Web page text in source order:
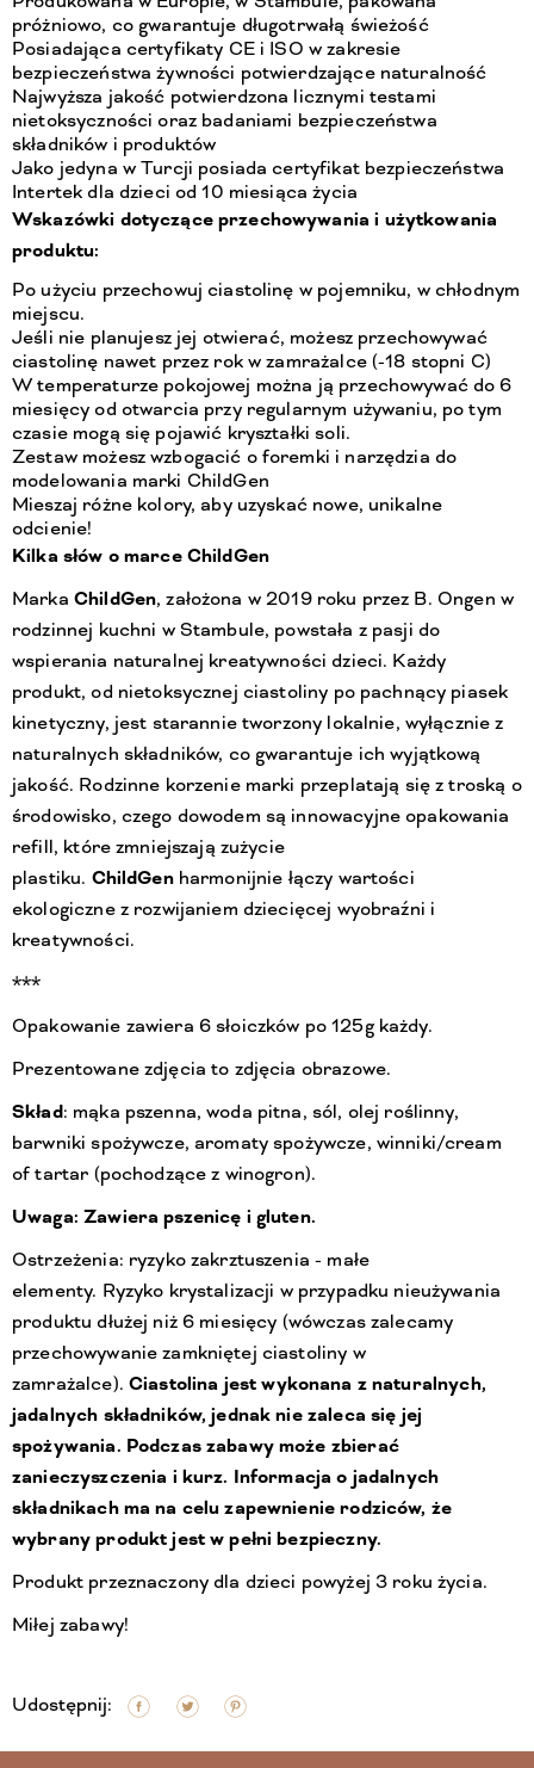
próżniowo, co gwarantuje długotrwałą świeżość
Posiadająca certyfikaty CE i ISO w zakresie
bezpieczeństwa żywności potwierdzające naturalność
Najwyższa jakość potwierdzona licznymi testami
nietoksyczności oraz badaniami bezpieczeństwa
składników i produktów
Jako jedyna w Turcji posiada certyfikat bezpieczeństwa
Intertek dla dzieci od 10 miesiąca życia
Wskazówki dotyczące przechowywania i użytkowania
produktu:
Po użyciu przechowuj ciastolinę w pojemniku, w chłodnym
miejscu.
Jeśli nie planujesz jej otwierać, możesz przechowywać
ciastolinę nawet przez rok w zamrażalce (-18 stopni C)
W temperaturze pokojowej można ją przechowywać do 6
miesięcy od otwarcia przy regularnym używaniu, po tym
czasie mogą się pojawić kryształki soli.
Zestaw możesz wzbogacić o foremki i narzędzia do
modelowania marki ChildGen
Mieszaj różne kolory, aby uzyskać nowe, unikalne
odcienie!
Kilka słów o marce ChildGen
Marka ChildGen, założona w 2019 roku przez B. Ongen w
rodzinnej kuchni w Stambule, powstała z pasji do
wspierania naturalnej kreatywności dzieci. Każdy
produkt, od nietoksycznej ciastoliny po pachnący piasek
kinetyczny, jest starannie tworzony lokalnie, wyłącznie z
naturalnych składników, co gwarantuje ich wyjątkową
jakość. Rodzinne korzenie marki przeplatają się z troską o
środowisko, czego dowodem są innowacyjne opakowania
refill, które zmniejszają zużycie
plastiku. ChildGenharmonijnie łączy wartości
ekologiczne z rozwijaniem dziecięcej wyobraźni i
kreatywności.
***
Opakowanie zawiera 6 słoiczków po 125g każdy.
Prezentowane zdjęcia to zdjęcia obrazowe.
Skład: mąka pszenna, woda pitna, sól, olej roślinny,
barwniki spożywcze, aromaty spożywcze, winniki/cream
of tartar (pochodzące z winogron).
Uwaga: Zawiera pszenicę i gluten.
Ostrzeżenia: ryzyko zakrztuszenia - małe
elementy. Ryzyko krystalizacji w przypadku nieużywania
produktu dłużej niż 6 miesięcy (wówczas zalecamy
przechowywanie zamkniętej ciastoliny w
zamrażalce). Ciastolina jest wykonana z naturalnych,
jadalnych składników, jednak nie zaleca się jej
spożywania. Podczas zabawy może zbierać
zanieczyszczenia i kurz. Informacja o jadalnych
składnikach ma na celu zapewnienie rodziców, że
wybrany produkt jest w pełni bezpieczny.
Produkt przeznaczony dla dzieci powyżej 3 roku życia.
Miłej zabawy!
Udostępnij: